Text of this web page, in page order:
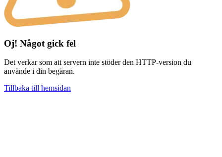
Oj! Något gick fel
Det verkar som att servern inte stöder den HTTP-version du
använde i din begäran.
Tillbaka till hemsidan